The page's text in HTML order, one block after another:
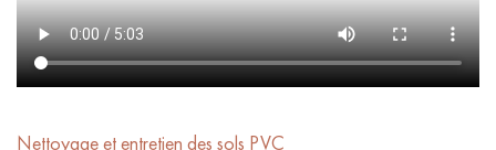
Nettoyage et entretien des sols PVC